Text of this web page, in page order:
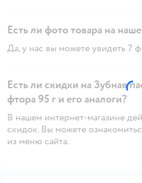
Есть ли фото товара на
Да, у нас вы можете увидеть 7
Есть ли скидки на Зубная
фтора 95 г и его аналоги?
В нашем интернет-магазине
скидок. Вы можете
из меню сайта.